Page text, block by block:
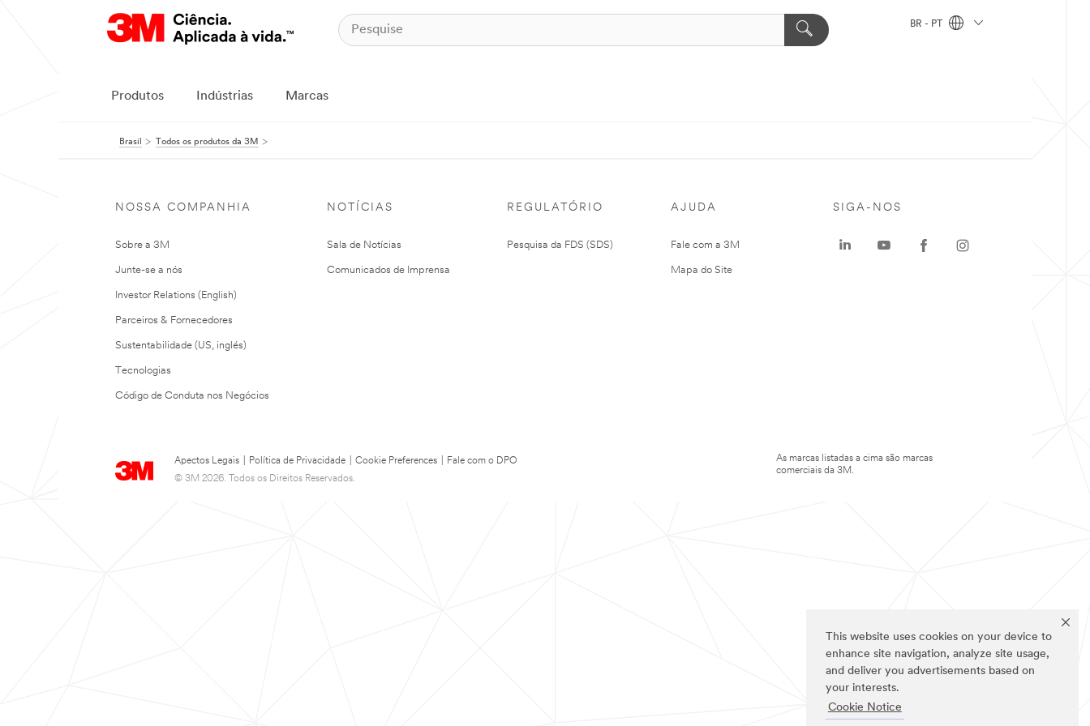
This website uses cookies on your device to
enhance site navigation, analyze site usage,
and deliver you advertisements based on
your interests.
Cookie Notice
BR - PT
Produtos Indústrias Marcas
Brasil Todos os produtos da 3M
NOSSA COMPANHIA
Sobre a 3M
Junte-se a nós
Investor Relations (English)
Parceiros & Fornecedores
Sustentabilidade (US, inglés)
Tecnologias
Código de Conduta nos Negócios
NOTÍCIAS
Sala de Notícias
Comunicados de Imprensa
REGULATÓRIO
Pesquisa da FDS (SDS)
AJUDA
Fale com a 3M
Mapa do Site
Apectos Legais Política de Privacidade Cookie Preferences
Fale com o DPO
© 3M 2026. Todos os Direitos Reservados.
SIGA-NOS
As marcas listadas a cima são marcas
comerciais da 3M.